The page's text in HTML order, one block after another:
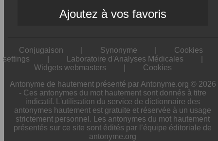
Ajoutez à vos favoris
Conjugaison Synonyme
Cookies
settings
Laboratoire d'Analyses Médicales
Widgets webmasters
Cookies
Antonyme de hautement présenté par Antonyme.org © 2026
- Ces antonymes du mot hautement sont donnés à titre
indicatif. L'utilisation du service de dictionnaire des
antonymes hautement est gratuite et réservée à un usage
strictement personnel. Les antonymes du mot hautement
présentés sur ce site sont édités par l’équipe éditoriale de
antonyme.org